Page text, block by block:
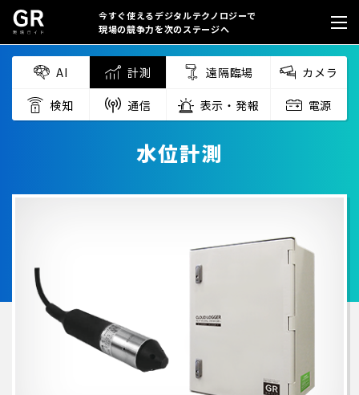
今すぐ使えるデジタルテクノロジーで
現場の競争力を次のステージへ
AI 計測 遠隔臨場 カメラ
検知 通信 表示・発報 電源
水位計測